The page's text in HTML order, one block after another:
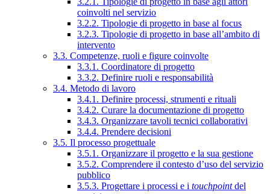
coinvolti nel servizio
3.2.2. Tipologie di progetto in base al focus
3.2.3. Tipologie di progetto in base all’ambito di
intervento
3.3. Competenze, ruoli e figure coinvolte
3.3.1. Coordinatore di progetto
3.3.2. Definire ruoli e responsabilità
3.4. Metodo di lavoro
3.4.1. Definire processi, strumenti e rituali
3.4.2. Curare la documentazione di progetto
3.4.3. Organizzare tavoli tecnici collaborativi
3.4.4. Prendere decisioni
3.5. Il processo progettuale
3.5.1. Organizzare il progetto e la sua gestione
3.5.2. Comprendere il contesto d’uso del servizio
pubblico
3.5.3. Progettare i processi e i touchpointdel